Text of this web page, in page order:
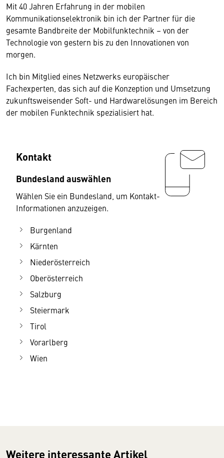
Mit 40 Jahren Erfahrung in der mobilen
Kommunikationselektronik bin ich der Partner für die
gesamte Bandbreite der Mobilfunktechnik – von der
Technologie von gestern bis zu den Innovationen von
morgen.
Ich bin Mitglied eines Netzwerks europäischer
Fachexperten, das sich auf die Konzeption und Umsetzung
zukunftsweisender Soft- und Hardwarelösungen im Bereich
der mobilen Funktechnik spezialisiert hat.
Kontakt
Bundesland auswählen
Wählen Sie ein Bundesland, um Kontakt-
Informationen anzuzeigen.
Burgenland
Kärnten
Niederösterreich
Oberösterreich
Salzburg
Steiermark
Tirol
Vorarlberg
Wien
Weitere interessante Artikel